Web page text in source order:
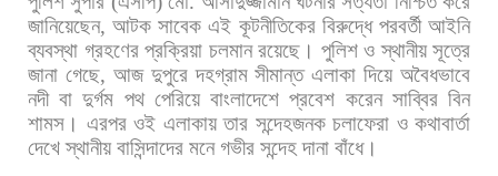
জানিয়েছেন,আটক সাবেক এই কূটনীতিকের বিরুদ্ধে পরবর্তী আইনি
ব্যবস্থা গ্রহণের প্রক্রিয়া চলমান রয়েছে। পুলিশ ও স্থানীয় সূত্রে
জানা গেছে, আজ দুপুরে দহগ্রাম সীমান্ত এলাকা দিয়ে অবৈধভাবে
নদী বা দুর্গম পথ পেরিয়ে বাংলাদেশে প্রবেশ করেন সাব্বির বিন
শামস। এরপর ওই এলাকায় তার সন্দেহজনক চলাফেরা ও কথাবার্তা
দেখে স্থানীয় বাসিন্দাদের মনে গভীর সন্দেহ দানা বাঁধে।